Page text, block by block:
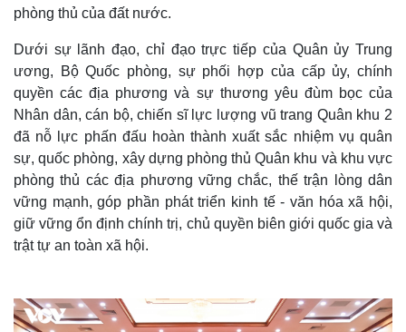
phòng thủ của đất nước.
Dưới sự lãnh đạo, chỉ đạo trực tiếp của Quân ủy Trung
ương, Bộ Quốc phòng, sự phối hợp của cấp ủy, chính
quyền các địa phương và sự thương yêu đùm bọc của
Nhân dân, cán bộ, chiến sĩ lực lượng vũ trang Quân khu 2
đã nỗ lực phấn đấu hoàn thành xuất sắc nhiệm vụ quân
sự, quốc phòng, xây dựng phòng thủ Quân khu và khu vực
phòng thủ các địa phương vững chắc, thế trận lòng dân
vững mạnh, góp phần phát triển kinh tế - văn hóa xã hội,
giữ vững ổn định chính trị, chủ quyền biên giới quốc gia và
trật tự an toàn xã hội.